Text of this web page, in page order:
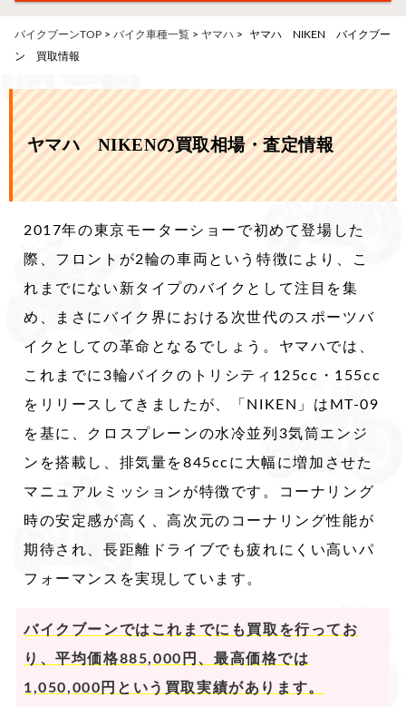
バイクブーンTOP > バイク車種一覧 > ヤマハ >
ヤマハ NIKEN バイクブー
ン 買取情報
ヤマハ NIKENの買取相場・査定情報
2017年の東京モーターショーで初めて登場した
際、フロントが2輪の車両という特徴により、こ
れまでにない新タイプのバイクとして注目を集
め、まさにバイク界における次世代のスポーツバ
イクとしての革命となるでしょう。ヤマハでは、
これまでに3輪バイクのトリシティ125cc・155cc
をリリースしてきましたが、「NIKEN」はMT-09
を基に、クロスプレーンの水冷並列3気筒エンジ
ンを搭載し、排気量を845ccに大幅に増加させた
マニュアルミッションが特徴です。コーナリング
時の安定感が高く、高次元のコーナリング性能が
期待され、長距離ドライブでも疲れにくい高いパ
フォーマンスを実現しています。
バイクブーンではこれまでにも買取を行ってお
り、平均価格885,000円、最高価格では
1,050,000円という買取実績があります。